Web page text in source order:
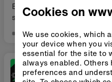
Exprimez-vous avec le
son
Débutant
Cookies on
We use cookies, which
your device when you
essential for the site to
always enabled.
preferences and